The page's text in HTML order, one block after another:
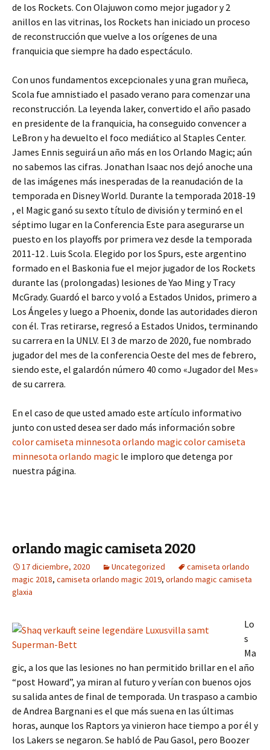
de los Rockets. Con Olajuwon como mejor jugador y 2
anillos en las vitrinas, los Rockets han iniciado un proceso
de reconstrucción que vuelve a los orígenes de una
franquicia que siempre ha dado espectáculo.
Con unos fundamentos excepcionales y una gran muñeca,
Scola fue amnistiado el pasado verano para comenzar una
reconstrucción. La leyenda laker, convertido el año pasado
en presidente de la franquicia, ha conseguido convencer a
LeBron y ha devuelto el foco mediático al Staples Center.
James Ennis seguirá un año más en los Orlando Magic; aún
no sabemos las cifras. Jonathan Isaac nos dejó anoche una
de las imágenes más inesperadas de la reanudación de la
temporada en Disney World. Durante la temporada 2018-19
, el Magic ganó su sexto título de división y terminó en el
séptimo lugar en la Conferencia Este para asegurarse un
puesto en los playoffs por primera vez desde la temporada
2011-12 . Luis Scola. Elegido por los Spurs, este argentino
formado en el Baskonia fue el mejor jugador de los Rockets
durante las (prolongadas) lesiones de Yao Ming y Tracy
McGrady. Guardó el barco y voló a Estados Unidos, primero a
Los Ángeles y luego a Phoenix, donde las autoridades dieron
con él. Tras retirarse, regresó a Estados Unidos, terminando
su carrera en la UNLV. El 3 de marzo de 2020, fue nombrado
jugador del mes de la conferencia Oeste del mes de febrero,
siendo este, el galardón número 40 como «Jugador del Mes»
de su carrera.
En el caso de que usted amado este artículo informativo
junto con usted desea ser dado más información sobre
color camiseta minnesota orlando magiccolor camiseta
minnesota orlando magic le imploro que detenga por
nuestra página.
orlando magic camiseta 2020
17 diciembre, 2020 Uncategorized
camiseta orlando
magic 2018, camiseta orlando magic 2019, orlando magic camiseta
glaxia
Lo
s
Ma
gic, a los que las lesiones no han permitido brillar en el año
“post Howard”, ya miran al futuro y verían con buenos ojos
su salida antes de final de temporada. Un traspaso a cambio
de Andrea Bargnani es el que más suena en las últimas
horas, aunque los Raptors ya vinieron hace tiempo a por él y
los Lakers se negaron. Se habló de Pau Gasol, pero Boozer